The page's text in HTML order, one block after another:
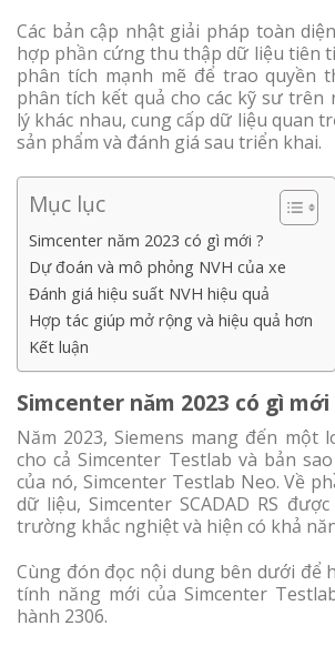
Các bản cập nhật giải pháp toàn
hợp phần cứng thu thập dữ liệu tiên
phân tích mạnh mẽ để trao quyền
phân tích kết quả cho các kỹ sư trên
lý khác nhau, cung cấp dữ liệu quan
sản phẩm và đánh giá sau triển khai.
Mục lục
Simcenter năm 2023 có gì mới ?
Dự đoán và mô phỏng NVH của xe
Đánh giá hiệu suất NVH hiệu quả
Hợp tác giúp mở rộng và hiệu quả hơn
Kết luận
Simcenter năm 2023 có gì mới
Năm 2023, Siemens mang đến một
cho cả Simcenter Testlab và bản
của nó, Simcenter Testlab Neo. Về
dữ liệu, Simcenter SCADAD RS
trường khắc nghiệt và hiện có khả
Cùng đón đọc nội dung bên dưới để
tính năng mới của Simcenter
hành 2306.